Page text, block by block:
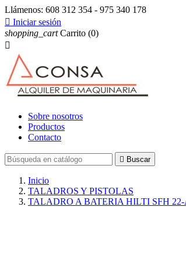
Llámenos: 608 312 354 - 975 340 178
 Iniciar sesión
shopping_cart Carrito (0)

Sobre nosotros
Productos
Contacto
 Buscar
Inicio
TALADROS Y PISTOLAS
TALADRO A BATERIA HILTI SFH 22-